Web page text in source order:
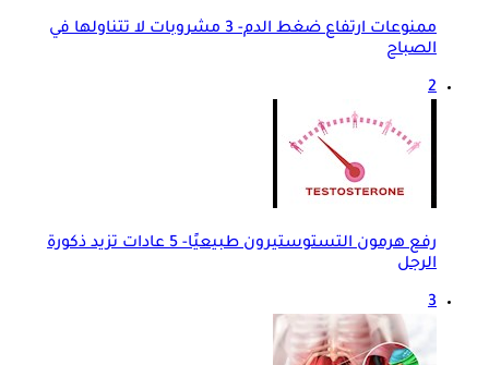
ممنوعات ارتفاع ضغط الدم- 3 مشروبات لا تتناولها في
الصباح
2
رفع هرمون التستوستيرون طبيعيًا- 5 عادات تزيد ذكورة
الرجل
3